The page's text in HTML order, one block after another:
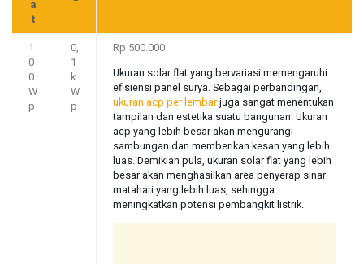
a
t
1
0
0
W
p
0,
1
k
W
p
Rp 500.000
Ukuran solar flat yang bervariasi memengaruhi
efisiensi panel surya. Sebagai perbandingan,
ukuran acp per lembarjuga sangat menentukan
tampilan dan estetika suatu bangunan. Ukuran
acp yang lebih besar akan mengurangi
sambungan dan memberikan kesan yang lebih
luas. Demikian pula, ukuran solar flat yang lebih
besar akan menghasilkan area penyerap sinar
matahari yang lebih luas, sehingga
meningkatkan potensi pembangkit listrik.